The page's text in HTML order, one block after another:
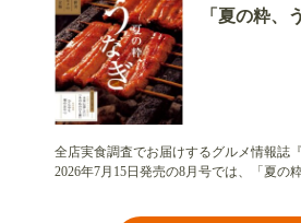
「夏の粋、
全店実食調査でお届けするグルメ情報誌
2026年7月15日発売の8月号では、「夏の